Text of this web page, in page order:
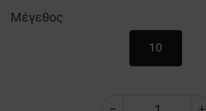
Μέγεθος
10